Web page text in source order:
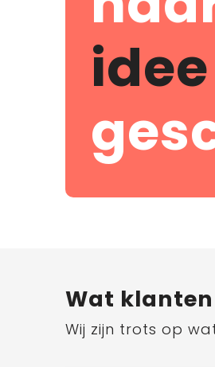
idee
Wat
Wij zijn trots op